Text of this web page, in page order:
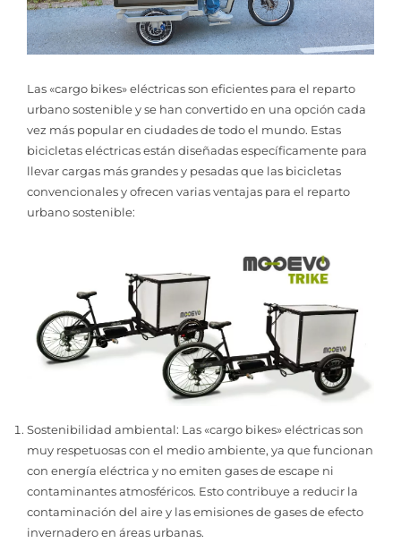
Las «cargo bikes» eléctricas son eficientes para el reparto
urbano sostenible y se han convertido en una opción cada
vez más popular en ciudades de todo el mundo. Estas
bicicletas eléctricas están diseñadas específicamente para
llevar cargas más grandes y pesadas que las bicicletas
convencionales y ofrecen varias ventajas para el reparto
urbano sostenible:
Sostenibilidad ambiental: Las «cargo bikes» eléctricas son
muy respetuosas con el medio ambiente, ya que funcionan
con energía eléctrica y no emiten gases de escape ni
contaminantes atmosféricos. Esto contribuye a reducir la
contaminación del aire y las emisiones de gases de efecto
invernadero en áreas urbanas.